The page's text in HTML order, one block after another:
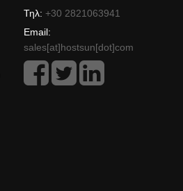
Τηλ: +30 2821063941
Email:
sales[at]hostsun[dot]com